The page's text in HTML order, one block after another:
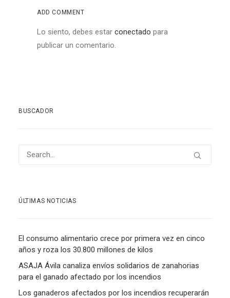
ADD COMMENT
Lo siento, debes estar conectado para
publicar un comentario.
BUSCADOR
ÚLTIMAS NOTICIAS
El consumo alimentario crece por primera vez en cinco
años y roza los 30.800 millones de kilos
ASAJA Ávila canaliza envíos solidarios de zanahorias
para el ganado afectado por los incendios
Los ganaderos afectados por los incendios recuperarán